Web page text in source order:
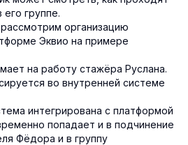
группе.
организацию
Эквио на примере
на работу стажёра Руслана.
во внутренней системе
интегрирована с платформой
попадает и в подчинение
Фёдора и в группу